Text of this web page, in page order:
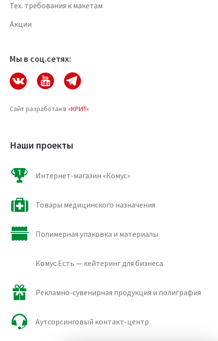
Тех. требования к макетам
Акции
Мы в соц.сетях:
Сайт разработан в «КРИТ»
Наши проекты
Интернет-магазин «Комус»
Товары медицинского назначения
Полимерная упаковка и материалы
Комус.Есть — кейтеринг для бизнеса
Рекламно-сувенирная продукция и полиграфия
Аутсорсинговый контакт-центр